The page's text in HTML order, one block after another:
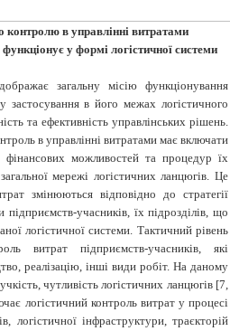
контролю в управлінні витратами
у формі логістичної системи
загальну місію функціонування
застосування в його межах логістичного
та ефективність управлінських рішень.
в управлінні витратами має включати
фінансових можливостей та процедур їх
мережі логістичних ланцюгів. Це
змінюються відповідно до стратегії
учасників, їх підрозділів, що
логістичної системи. Тактичний рівень
витрат підприємств-учасників, які
реалізацію, інші види робіт. На даному
чутливість логістичних ланцюгів [7,
логістичний контроль витрат у процесі
логістичної інфраструктури, траєкторій